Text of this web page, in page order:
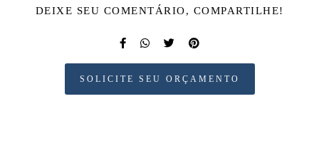
DEIXE SEU COMENTÁRIO, COMPARTILHE!
SOLICITE SEU ORÇAMENTO